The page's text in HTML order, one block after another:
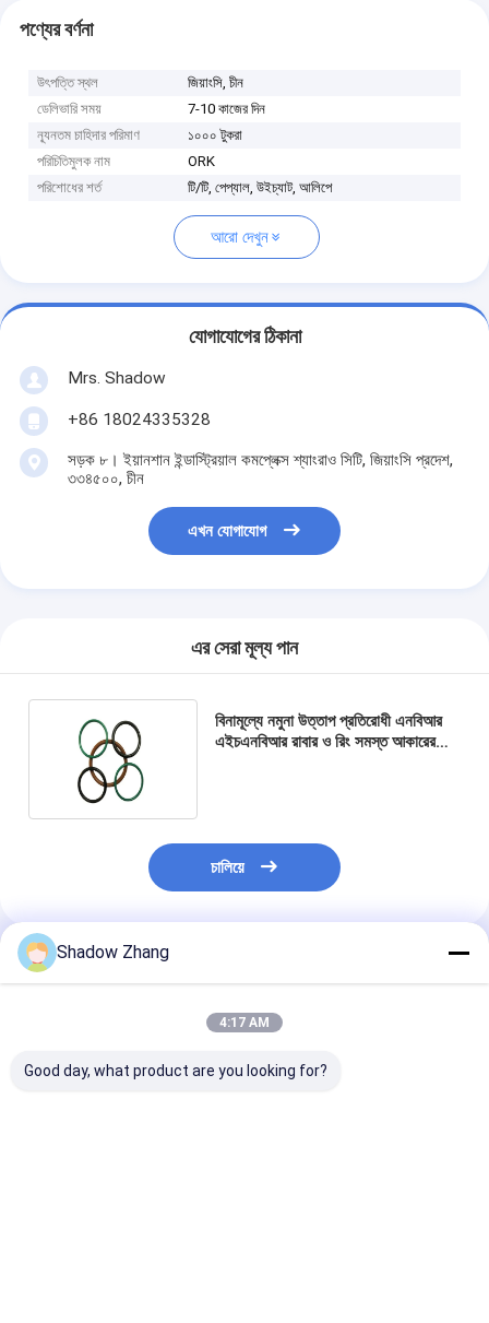
পণ্যের বর্ণনা
উৎপত্তি স্থল
জিয়াংসি, চীন
ডেলিভারি সময়
7-10 কাজের দিন
ন্যূনতম চাহিদার পরিমাণ
১০০০ টুকরা
পরিচিতিমুলক নাম
ORK
পরিশোধের শর্ত
টি/টি, পেপ্যাল, উইচ্যাট, আলিপে
আরো দেখুন
যোগাযোগের ঠিকানা
Mrs. Shadow
+86 18024335328
সড়ক ৮। ইয়ানশান ইন্ডাস্ট্রিয়াল কমপ্লেক্স শ্যাংরাও সিটি, জিয়াংসি প্রদেশ,
৩৩৪৫০০, চীন
এখন যোগাযোগ
এর সেরা মূল্য পান
বিনামূল্যে নমুনা উত্তাপ প্রতিরোধী এনবিআর
এইচএনবিআর রাবার ও রিং সমস্ত আকারের
চালিয়ে
প্রস্তাবিত পণ্য
Shadow Zhang
4:17 AM
Good day, what product are you looking for?